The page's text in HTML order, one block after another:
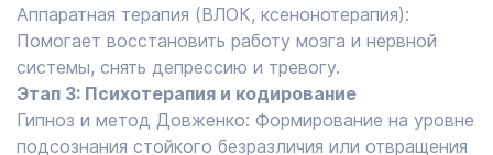
Аппаратная терапия (ВЛОК, ксенонотерапия):
Помогает восстановить работу мозга и нервной
системы, снять депрессию и тревогу.
Этап 3: Психотерапия и кодирование
Гипноз и метод Довженко: Формирование на уровне
подсознания стойкого безразличия или отвращения